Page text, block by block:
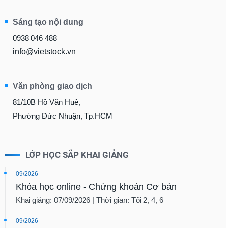
Sáng tạo nội dung
0938 046 488
info@vietstock.vn
Văn phòng giao dịch
81/10B Hồ Văn Huê,
Phường Đức Nhuận, Tp.HCM
LỚP HỌC SẮP KHAI GIẢNG
09/2026
Khóa học online - Chứng khoán Cơ bản
Khai giảng: 07/09/2026 | Thời gian: Tối 2, 4, 6
09/2026